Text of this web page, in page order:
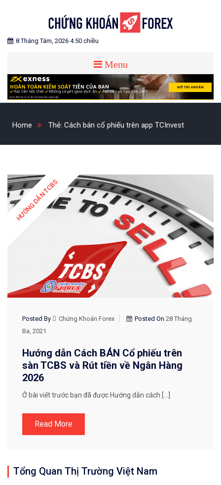
CHỨNG KHOÁN FOREX
Blog chia sẻ về Chứng Khoán và Forex
8 Tháng Tám, 2026 4:50 chiều
Menu
Home Thẻ: Cách bán cổ phiếu trên app TCInvest
HƯỚNG DẪN TCBS
Posted By Chứng Khoán Forex Posted On 28 Tháng
Ba, 2021
Hướng dẫn Cách BÁN Cổ phiếu trên
sàn TCBS và Rút tiền về Ngân Hàng
2026
Ở bài viết trước bạn đã được Hướng dẫn cách […]
Read More
Tổng Quan Thị Trường Việt Nam